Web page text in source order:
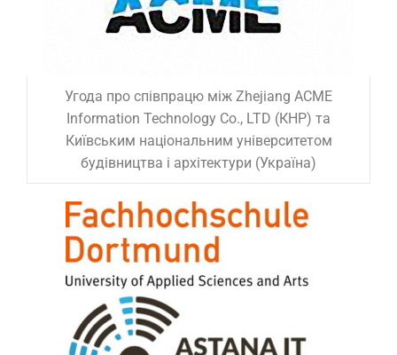
Угода про співпрацю між Zhejiang ACME
Information Technology Co., LTD (КНР) та
Київським національним університетом
будівництва і архітектури (Україна)